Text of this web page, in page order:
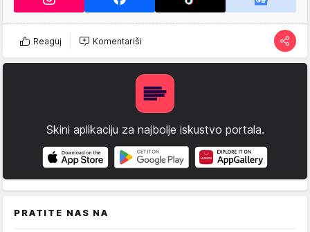
Reaguj Komentariši
Skini aplikaciju za najbolje iskustvo portala.
PRATITE NAS NA